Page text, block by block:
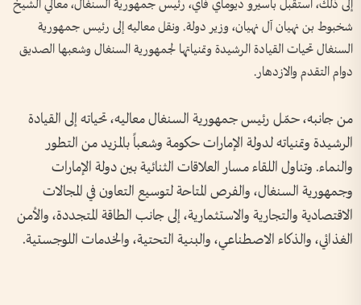
إلى ذلك، استقبل باسيرو ديوماي فاي، رئيس جمهورية السنغال، معالي الشيخ
شخبوط بن نهيان آل نهيان، وزير دولة. ونقل معاليه إلى رئيس جمهورية
السنغال تحيات القيادة الرشيدة وتمنياتها لجمهورية السنغال وشعبها الصديق
دوام التقدم والازدهار.
من جانبه، حمّل رئيس جمهورية السنغال معاليه، تحياته إلى القيادة
الرشيدة وتمنياته لدولة الإمارات حكومة وشعباً بالمزيد من التطور
والنماء. وتناول اللقاء مسار العلاقات الثنائية بين دولة الإمارات
وجمهورية السنغال، والفرص المتاحة لتوسيع التعاون في المجالات
الاقتصادية والتجارية والاستثمارية، إلى جانب الطاقة المتجددة، والأمن
الغذائي، والذكاء الاصطناعي، والبنية التحتية، والخدمات اللوجستية.